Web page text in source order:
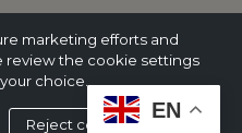
EN
marketing efforts and
review the cookie settings
choice.
Reject cookies